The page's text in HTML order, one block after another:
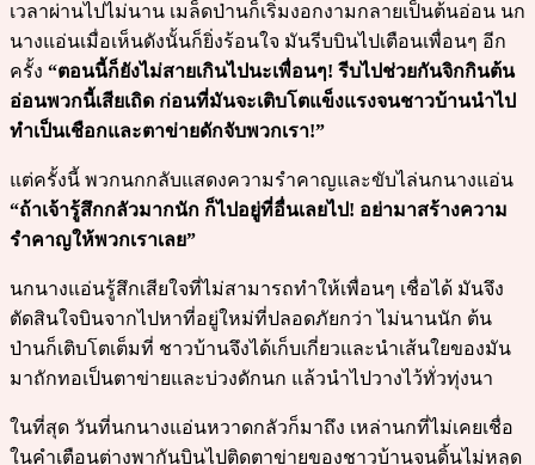
เวลาผ่านไปไม่นาน เมล็ดป่านก็เริ่มงอกงามกลายเป็นต้นอ่อน นก
นางแอ่นเมื่อเห็นดังนั้นก็ยิ่งร้อนใจ มันรีบบินไปเตือนเพื่อนๆ อีก
ครั้ง “ตอนนี้ก็ยังไม่สายเกินไปนะเพื่อนๆ! รีบไปช่วยกันจิกกินต้น
อ่อนพวกนี้เสียเถิด ก่อนที่มันจะเติบโตแข็งแรงจนชาวบ้านนำไป
ทำเป็นเชือกและตาข่ายดักจับพวกเรา!”
แต่ครั้งนี้ พวกนกกลับแสดงความรำคาญและขับไล่นกนางแอ่น
“ถ้าเจ้ารู้สึกกลัวมากนัก ก็ไปอยู่ที่อื่นเลยไป! อย่ามาสร้างความ
รำคาญให้พวกเราเลย”
นกนางแอ่นรู้สึกเสียใจที่ไม่สามารถทำให้เพื่อนๆ เชื่อได้ มันจึง
ตัดสินใจบินจากไปหาที่อยู่ใหม่ที่ปลอดภัยกว่า ไม่นานนัก ต้น
ป่านก็เติบโตเต็มที่ ชาวบ้านจึงได้เก็บเกี่ยวและนำเส้นใยของมัน
มาถักทอเป็นตาข่ายและบ่วงดักนก แล้วนำไปวางไว้ทั่วทุ่งนา
ในที่สุด วันที่นกนางแอ่นหวาดกลัวก็มาถึง เหล่านกที่ไม่เคยเชื่อ
ในคำเตือนต่างพากันบินไปติดตาข่ายของชาวบ้านจนดิ้นไม่หลุด